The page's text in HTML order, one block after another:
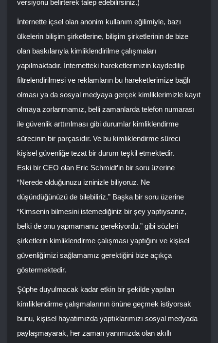
versiyonu belirterek talep edebilirsiniz.)
İnternette içsel olan anonim kullanım eğilimiyle, bazı
ülkelerin bilişim şirketlerine, bilişim şirketlerinin de bize
olan baskılarıyla kimliklendirilme çalışmaları
yapılmaktadır. İnternetteki hareketlerimizin kaydedilip
filtrelendirilmesi ve reklamların bu hareketlerimize bağlı
olması ya da sosyal medyaya gerçek kimliklerimizle kayıt
olmaya zorlanmamız, belli zamanlarda telefon numarası
ile güvenlik arttırılması gibi durumlar kimliklendirme
sürecinin bir parçasıdır. Ve bu kimliklendirme süreci
kişisel güvenliğe tezat bir durum teşkil etmektedir.
Eski bir CEO olan Eric Schmidt’in bir soru üzerine
“Nerede olduğunuzu izninizle biliyoruz. Ne
düşündüğünüzü de bilebiliriz.” Başka bir soru üzerine
“Kimsenin bilmesini istemediğiniz bir şey yaptıysanız,
belki de onu yapmamanız gerekiyordu.” gibi sözleri
şirketlerin kimliklendirme çalışması yaptığını ve kişisel
güvenliğimizi sağlamamız gerektiğini bize açıkça
göstermektedir.
Şüphe duyulmacak kadar etkin bir şekilde yapılan
kimliklendirme çalışmalarının önüne geçmek istiyorsak
bunu, kişisel hayatımızda yaptıklarımızı sosyal medyada
paylaşmayarak, her zaman yanımızda olan akıllı